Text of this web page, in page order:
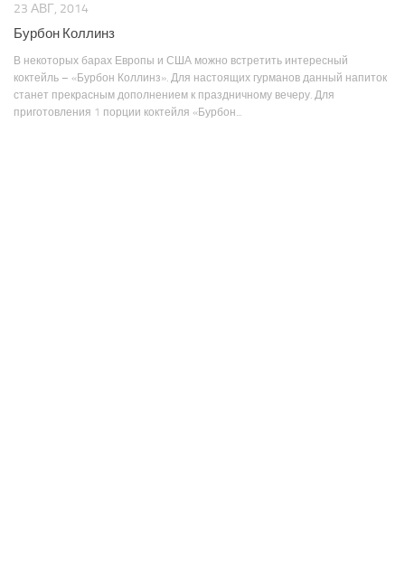
23 АВГ, 2014
Бурбон Коллинз
В некоторых барах Европы и США можно встретить интересный
коктейль – «Бурбон Коллинз». Для настоящих гурманов данный напиток
станет прекрасным дополнением к праздничному вечеру. Для
приготовления 1 порции коктейля «Бурбон...